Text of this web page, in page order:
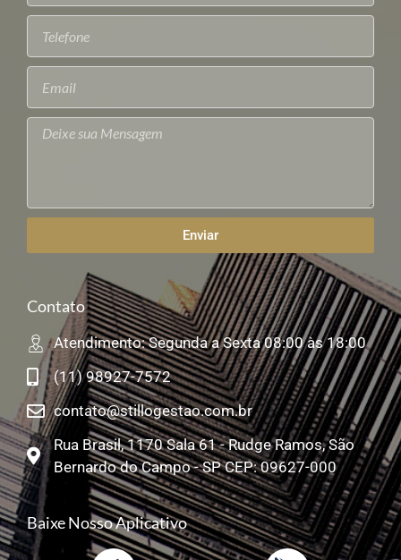
Enviar
Contato
Atendimento: Segunda a Sexta 08:00 às 18:00
(11) 98927-7572
contato@stillogestao.com.br
Rua Brasil, 1170 Sala 61 - Rudge Ramos, São
Bernardo do Campo - SP CEP: 09627-000
Baixe Nosso Aplicativo